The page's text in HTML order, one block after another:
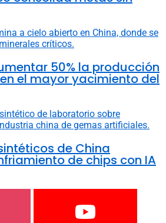
50% la producción
el mayor yacimiento del
de China
de chips con IA